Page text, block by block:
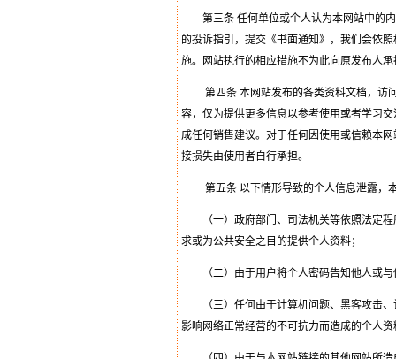
第三条 任何单位或个人认为本网站中的内
的投诉指引，提交《书面通知》，我们会依
施。网站执行的相应措施不为此向原发布人
第四条 本网站发布的各类资料文档，访问
容，仅为提供更多信息以参考使用或者学习
成任何销售建议。对于任何因使用或信赖本
接损失由使用者自行承担。
第五条 以下情形导致的个人信息泄露，
（一）政府部门、司法机关等依照法定程
求或为公共安全之目的提供个人资料；
（二）由于用户将个人密码告知他人或与
（三）任何由于计算机问题、黑客攻击、
影响网络正常经营的不可抗力而造成的个人